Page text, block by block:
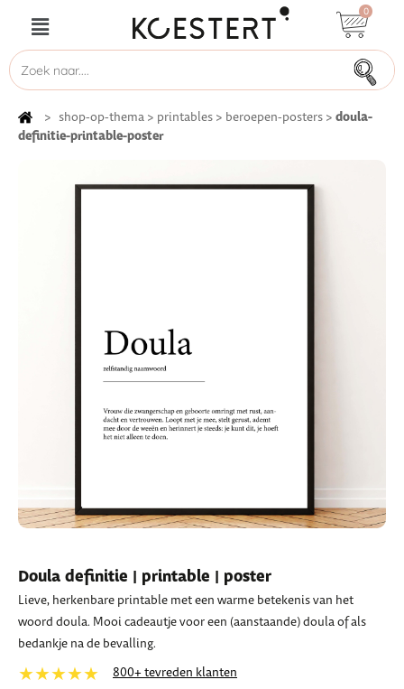
0
> shop-op-thema > printables > beroepen-posters > doula-
definitie-printable-poster
Doula definitie | printable | poster
Lieve, herkenbare printable met een warme betekenis van het
woord doula. Mooi cadeautje voor een (aanstaande) doula of als
bedankje na de bevalling.
★★★★★ 800+ tevreden klanten